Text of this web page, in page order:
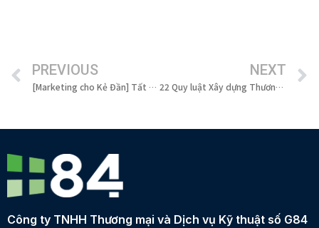
PREVIOUS
[Marketing cho Kẻ Đần] Tất tần tật về Xây dựng Thương Hiệu trong kỷ nguyên AI
NEXT
22 Quy luật Xây dựng Thương Hiệu: Liệu có còn “Bất Biến” trong kỷ nguyên AI?
Công ty TNHH Thương mại và Dịch vụ Kỹ thuật số G84